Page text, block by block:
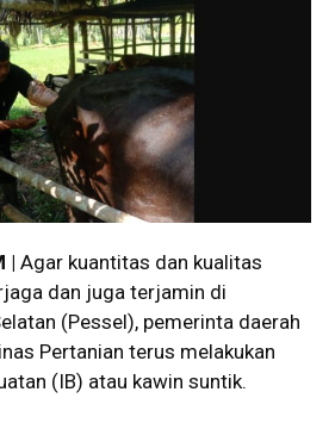
| Agar kuantitas dan kualitas
dan juga terjamin di
(Pessel), pemerinta daerah
Pertanian terus melakukan
(IB) atau kawin suntik.